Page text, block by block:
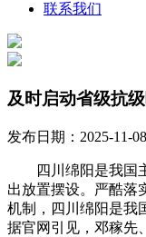
联系我们
及时启动省级抗
发布日期：2025-11-
四川绵阳是我国主
出放置摆设。严酷落
机制，四川绵阳是我
据官网引见，邓稼先